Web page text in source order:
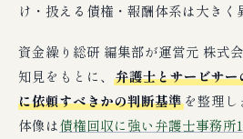
け・扱える債権・報酬体系は大きく
資金繰り総研 編集部が運営元 株式
知見をもとに、 弁護士とサービサ
に依頼すべきかの判断基準を整理
体像は債権回収に強い弁護士事務所